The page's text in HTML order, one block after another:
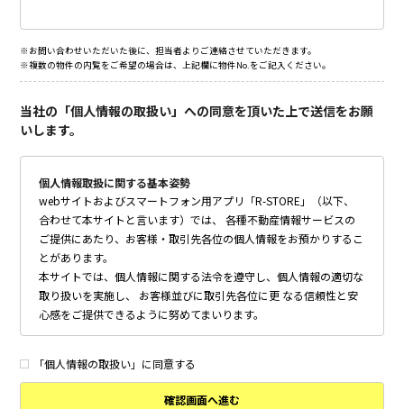
※お問い合わせいただいた後に、担当者よりご連絡させていただきます。
※複数の物件の内覧をご希望の場合は、上記欄に物件No.をご記入ください。
当社の「個人情報の取扱い」への同意を頂いた上で送信をお願
いします。
個人情報取扱に関する基本姿勢
webサイトおよびスマートフォン用アプリ「R-STORE」（以下、
合わせて本サイトと言います）では、 各種不動産情報サービスの
ご提供にあたり、お客様・取引先各位の個人情報をお預かりするこ
とがあります。
本サイトでは、個人情報に関する法令を遵守し、個人情報の適切な
取り扱いを実施し、 お客様並びに取引先各位に更 なる信頼性と安
心感をご提供できるように努めてまいります。
個人情報の取得について
本サイトは、偽りその他不正の手段によらず適正に個人情報を取得
「個人情報の取扱い」に同意する
確認画面へ進む